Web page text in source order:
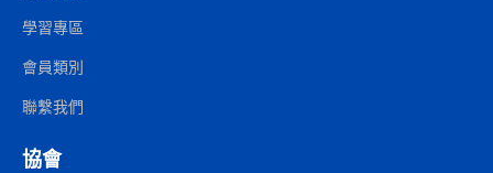
學習專區
會員類別
聯繫我們
協會